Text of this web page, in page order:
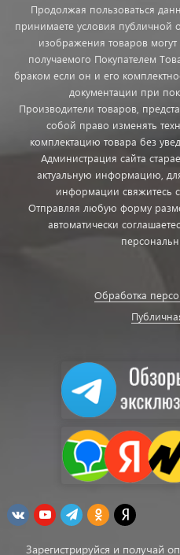
Продолжая пользоваться
принимаете условия публичной
изображения товаров могут
получаемого Покупателем
браком если он и его
документации при
Производители товаров,
собой право изменять
комплектацию товара без
Администрация сайта
актуальную информацию,
информации свяжитесь
Отправляя любую форму
автоматически
Обработка
Зарегистрируйся и получай